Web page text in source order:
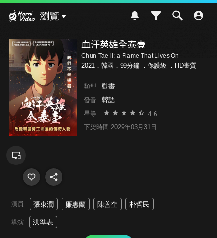
瀏覽
血汗英雄全泰壹
Chun Tae-il: a Flame That Lives On
2021．韓國．99分鐘 ． 保護級 ．HD畫質
類型 動畫
發音 韓語
星等 4.6
下架時間 2029年03月31日
演員 張東潤 廉惠蘭 陳善奎 朴哲民
導演 洪準表